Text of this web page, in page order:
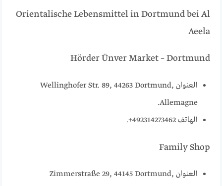
Orientalische Lebensmittel in Dortmund bei Al
Aeela
Hörder Ünver Market – Dortmund
العنوان Wellinghofer Str. 89, 44263 Dortmund,
Allemagne.
الهاتف 492314273462+.
Family Shop
العنوان Zimmerstraße 29, 44145 Dortmund,